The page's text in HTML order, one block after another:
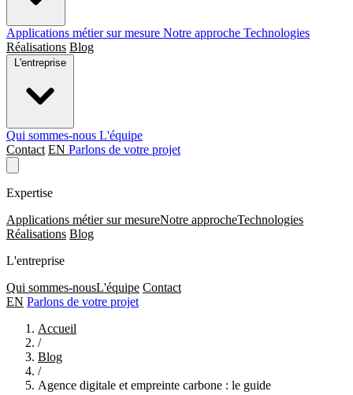
Applications métier sur mesure Notre approche Technologies
Réalisations Blog
Qui sommes-nous L'équipe
Contact EN Parlons de votre projet
Expertise
Applications métier sur mesureNotre approcheTechnologies
Réalisations Blog
L'entreprise
Qui sommes-nousL'équipe Contact
EN Parlons de votre projet
Accueil
/
Blog
/
Agence digitale et empreinte carbone : le guide